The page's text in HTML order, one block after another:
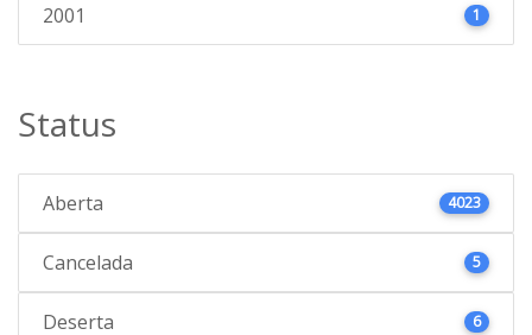
2001 1
Status
Aberta 4023
Cancelada 5
Deserta 6